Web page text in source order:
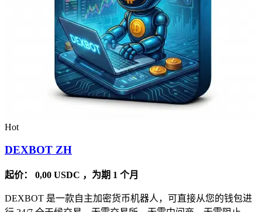
Hot
DEXBOT ZH
起价： 0,00 USDC ，为期 1 个月
DEXBOT 是一款自主加密货币机器人，可直接从您的钱包进